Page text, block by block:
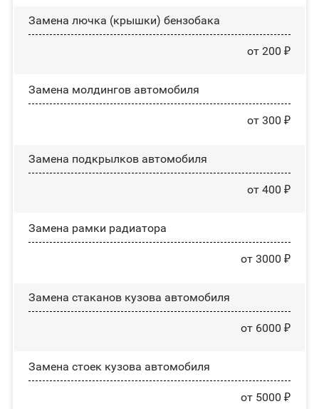
Замена лючка (крышки) бензобака
от 200 ₽
Замена молдингов автомобиля
от 300 ₽
Замена пoдĸpылĸoв автомобиля
от 400 ₽
Замена рамки радиатора
от 3000 ₽
Замена стаканов кузова автомобиля
от 6000 ₽
Замена стоек кузова автомобиля
от 5000 ₽